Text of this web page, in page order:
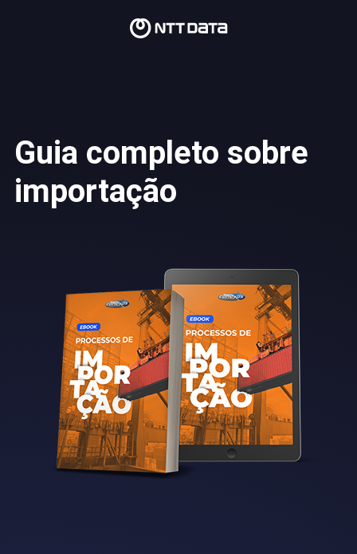
Guia completo sobre
importação